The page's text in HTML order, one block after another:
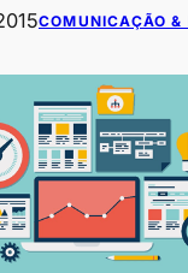
COMUNICAÇÃO &